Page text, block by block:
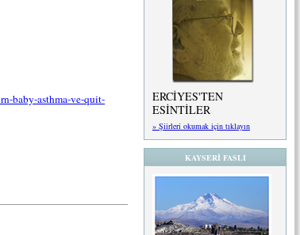
baby-asthma-ve-quit-
ERCİYES'TEN
ESİNTİLER
» Şiirleri okumak için tıklayın
KAYSERİ FASLI